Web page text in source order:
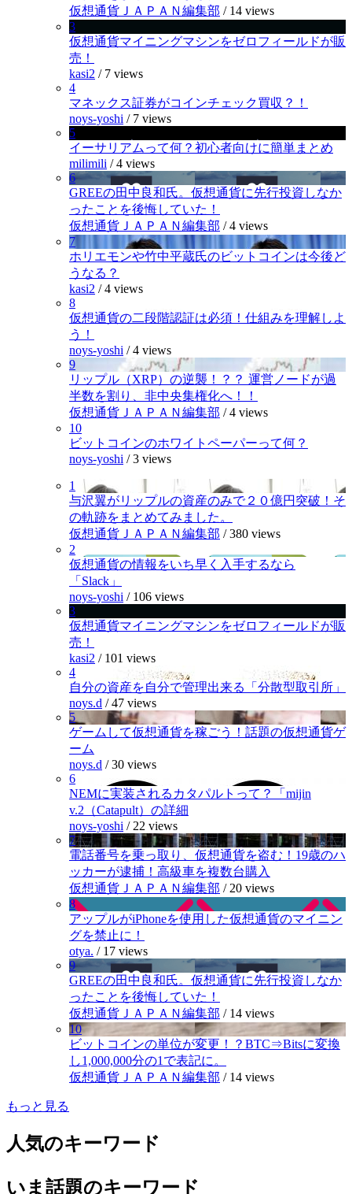
仮想通貨ＪＡＰＡＮ編集部 / 14 views
3
仮想通貨マイニングマシンをゼロフィールドが販
売！
kasi2 / 7 views
4
マネックス証券がコインチェック買収？！
noys-yoshi / 7 views
5
イーサリアムって何？初心者向けに簡単まとめ
milimili /4 views
6
GREEの田中良和氏。仮想通貨に先行投資しなか
ったことを後悔していた！
仮想通貨ＪＡＰＡＮ編集部 /4 views
7
ホリエモンや竹中平蔵氏のビットコインは今後ど
うなる？
kasi2 /4 views
8
仮想通貨の二段階認証は必須！仕組みを理解しよ
う！
noys-yoshi /4 views
9
リップル（XRP）の逆襲！？？ 運営ノードが過
半数を割り、非中央集権化へ！！
仮想通貨ＪＡＰＡＮ編集部 /4 views
10
ビットコインのホワイトペーパーって何？
noys-yoshi /3 views
1
与沢翼がリップルの資産のみで２０億円突破！そ
の軌跡をまとめてみました。
仮想通貨ＪＡＰＡＮ編集部 /380 views
2
仮想通貨の情報をいち早く入手するなら
「Slack」
noys-yoshi / 106 views
3
仮想通貨マイニングマシンをゼロフィールドが販
売！
kasi2 / 101 views
4
自分の資産を自分で管理出来る「分散型取引所」
noys.d /47 views
5
ゲームして仮想通貨を稼ごう！話題の仮想通貨ゲ
ーム
noys.d /30 views
6
NEMに実装されるカタパルトって？「mijin
v.2（Catapult）の詳細
noys-yoshi / 22 views
7
電話番号を乗っ取り、仮想通貨を盗む！19歳のハ
ッカーが逮捕！高級車を複数台購入
仮想通貨ＪＡＰＡＮ編集部 / 20 views
8
アップルがiPhoneを使用した仮想通貨のマイニン
グを禁止に！
otya. / 17 views
9
GREEの田中良和氏。仮想通貨に先行投資しなか
ったことを後悔していた！
仮想通貨ＪＡＰＡＮ編集部 / 14 views
10
ビットコインの単位が変更！？BTC⇒Bitsに変換
し1,000,000分の1で表記に。
仮想通貨ＪＡＰＡＮ編集部 / 14 views
もっと見る
人気のキーワード
いま話題のキーワード